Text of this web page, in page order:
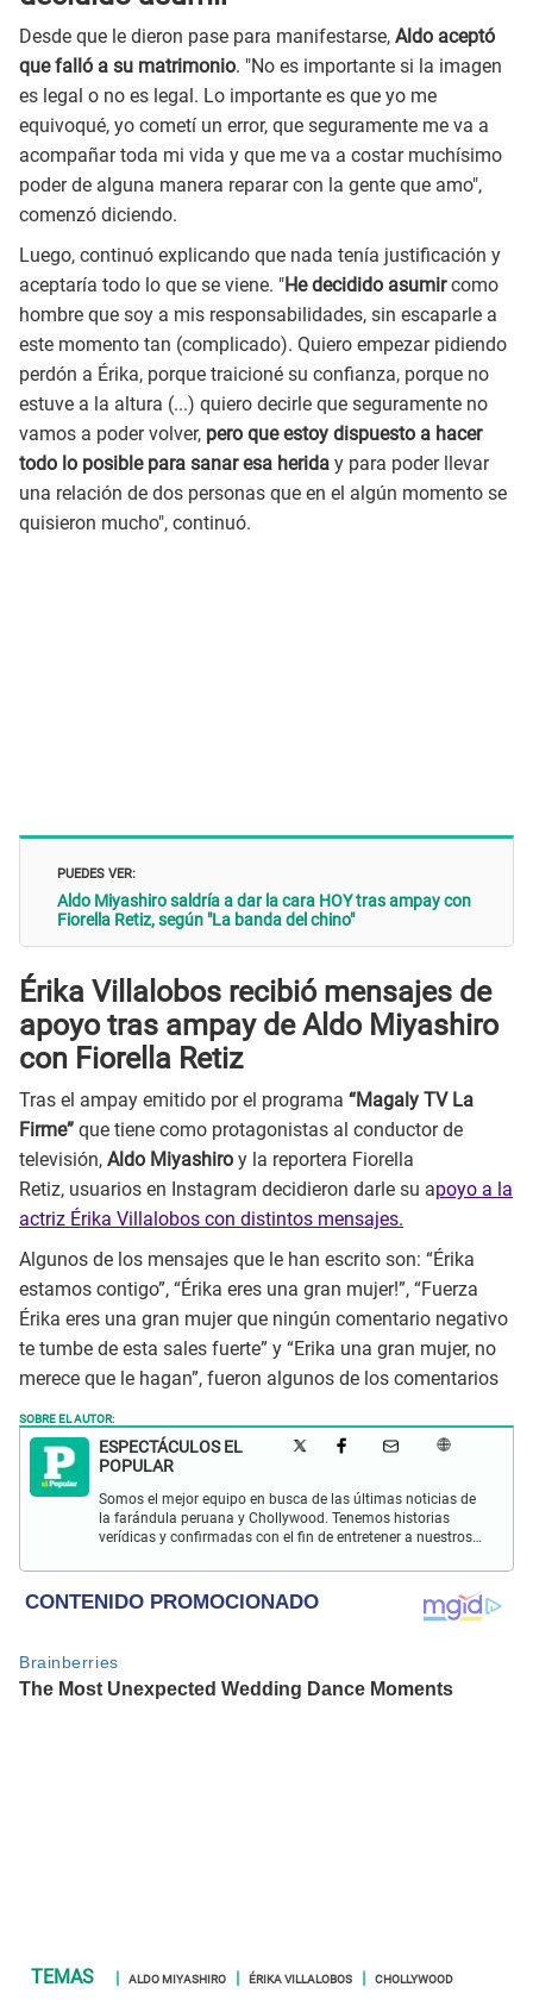
Desde que le dieron pase para manifestarse, Aldo aceptó
que falló a su matrimonio. "No es importante si la imagen
es legal o no es legal. Lo importante es que yo me
equivoqué, yo cometí un error, que seguramente me va a
acompañar toda mi vida y que me va a costar muchísimo
poder de alguna manera reparar con la gente que amo",
comenzó diciendo.
Luego, continuó explicando que nada tenía justificación y
aceptaría todo lo que se viene. "He decidido asumircomo
hombre que soy a mis responsabilidades, sin escaparle a
este momento tan (complicado). Quiero empezar pidiendo
perdón a Érika, porque traicioné su confianza, porque no
estuve a la altura (...) quiero decirle que seguramente no
vamos a poder volver, pero que estoy dispuesto a hacer
todo lo posible para sanar esa herida y para poder llevar
una relación de dos personas que en el algún momento se
quisieron mucho", continuó.
PUEDES VER:
Aldo Miyashiro saldría a dar la cara HOY tras ampay con
Fiorella Retiz, según "La banda del chino"
Érika Villalobos recibió mensajes de
apoyo tras ampay de Aldo Miyashiro
con Fiorella Retiz
Tras el ampay emitido por el programa “Magaly TV La
Firme” que tiene como protagonistas al conductor de
televisión, Aldo Miyashiro y la reportera Fiorella
Retiz, usuarios en Instagram decidieron darle su apoyo a la
actriz Érika Villalobos con distintos mensajes.
Algunos de los mensajes que le han escrito son: “Érika
estamos contigo”, “Érika eres una gran mujer!”, “Fuerza
Érika eres una gran mujer que ningún comentario negativo
te tumbe de esta sales fuerte” y “Erika una gran mujer, no
merece que le hagan”, fueron algunos de los comentarios
SOBRE EL AUTOR:
ESPECTÁCULOS EL
POPULAR
Somos el mejor equipo en busca de las últimas noticias de
la farándula peruana y Chollywood. Tenemos historias
verídicas y confirmadas con el fin de entretener a nuestros
ALDO MIYASHIRO ÉRIKA VILLALOBOS CHOLLYWOOD